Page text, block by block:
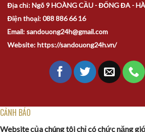
Địa chỉ: Ngõ 9 HOÀNG CẦU - ĐỐNG ĐA -
Điện thoại: 088 886 66 16
Email: sandouong24h@gmail.com
Website: https://sandouong24h.vn/
CẢNH BÁO
Website của chúng tôi chỉ có chức năng